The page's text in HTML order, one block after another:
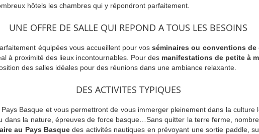
hôtels les chambres qui y répondront parfaitement.
UNE OFFRE DE SALLE QUI REPOND A TOUS LES BESOINS
équipées vous accueillent pour vosséminaires ou conventions de
à proximité des lieux incontournables. Pour des manifestations de petite à
des salles idéales pour des réunions dans une ambiance relaxante.
DES ACTIVITES TYPIQUES
Basque et vous permettront de vous immerger pleinement dans la culture
dans la nature, épreuves de force basque…Sans quitter la terre ferme,
au Pays Basquedes activités nautiques en prévoyant une sortie paddle,